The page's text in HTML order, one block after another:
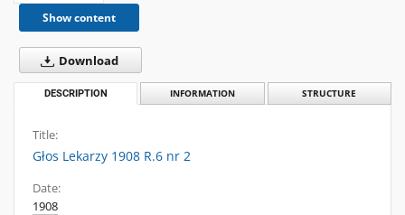
Show content
Download
DESCRIPTION INFORMATION STRUCTURE
Title:
Głos Lekarzy 1908 R.6 nr 2
Date:
1908